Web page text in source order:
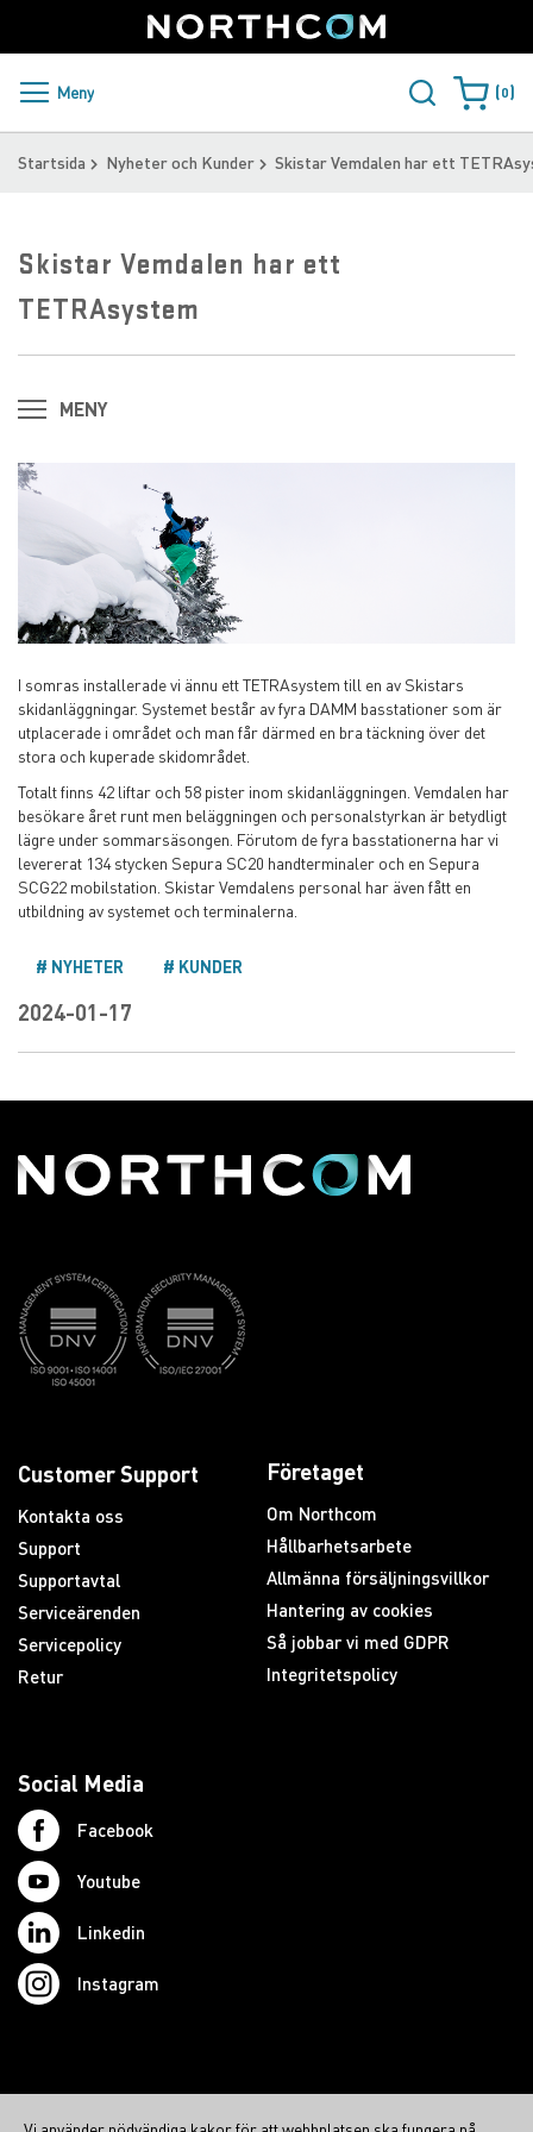
to
Content
Sweden
PRODUKTER OCH LÖSNINGAR
ÅTERFÖRSÄLJARE
NORTHCOM
Meny Varukorgen
0
Startsida Nyheter och Kunder Skistar Vemdalen har ett
Skistar Vemdalen har ett
TETRAsystem
MENY
I somras installerade vi ännu ett TETRAsystem till en av Skistars
skidanläggningar. Systemet består av fyra DAMM basstationer som är
utplacerade i området och man får därmed en bra täckning över det
stora och kuperade skidområdet.
Totalt finns 42 liftar och 58 pister inom skidanläggningen. Vemdalen har
besökare året runt men beläggningen och personalstyrkan är betydligt
lägre under sommarsäsongen. Förutom de fyra basstationerna har vi
levererat 134 stycken Sepura SC20 handterminaler och en Sepura
SCG22 mobilstation. Skistar Vemdalens personal har även fått en
utbildning av systemet och terminalerna.
NYHETER KUNDER
2024-01-17
Customer Support
Kontakta oss
Support
Supportavtal
Serviceärenden
Servicepolicy
Retur
Företaget
Om Northcom
Hållbarhetsarbete
Allmänna försäljningsvillkor
Hantering av cookies
Så jobbar vi med GDPR
Integritetspolicy
Social Media
Facebook
Youtube
Linkedin
Instagram